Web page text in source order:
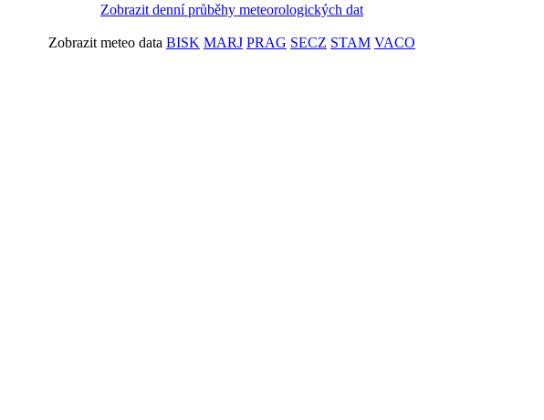
Zobrazit denní průběhy meteorologických dat
Zobrazit meteo data BISK MARJ PRAG SECZ STAM VACO